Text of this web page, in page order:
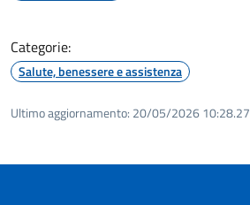
Categorie:
Salute, benessere e assistenza
Ultimo aggiornamento: 20/05/2026 10:28.27